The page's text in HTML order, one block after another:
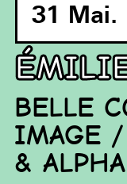
31 Mai.
BELLE
IMAGE /
& ALPHA